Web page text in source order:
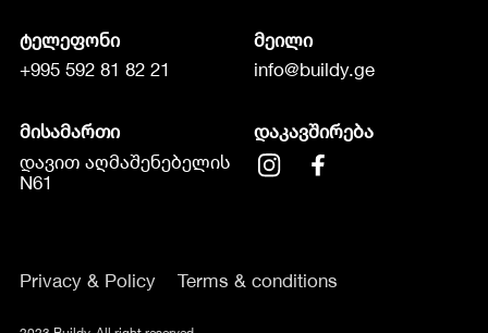
ტელეფონი
+995 592 81 82 21
მეილი
info@buildy.ge
მისამართი
დავით აღმაშენებელის
N61
დაკავშირება
Privacy & Policy Terms & conditions